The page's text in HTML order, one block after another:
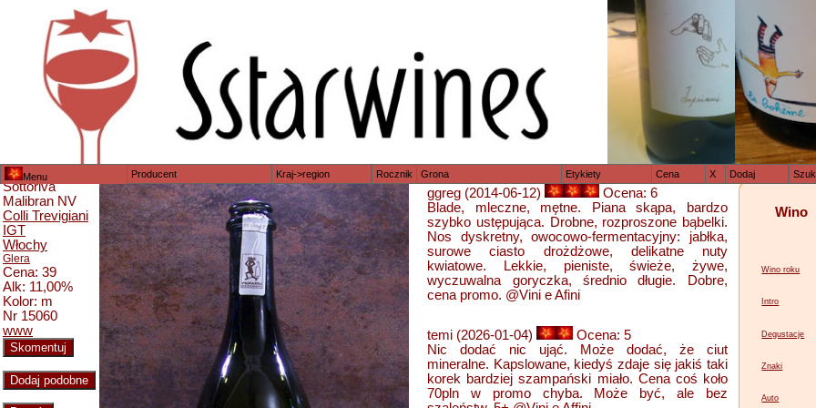
Menu Producent Kraj->region Rocznik Grona Etykiety Cena X Dodaj
Sottoriva
Malibran NV
Colli Trevigiani
IGT
Włochy
Glera
Cena: 39
Alk: 11,00%
Kolor: m
Nr 15060
www
ggreg (2014-06-12)
Ocena: 6
Blade, mleczne, mętne. Piana skąpa, bardzo
szybko ustępująca. Drobne, rozproszone bąbelki.
Nos dyskretny, owocowo-fermentacyjny: jabłka,
surowe ciasto drożdżowe, delikatne nuty
kwiatowe. Lekkie, pieniste, świeże, żywe,
wyczuwalna goryczka, średnio długie. Dobre,
cena promo. @Vini e Afini
temi (2026-01-04)
Ocena: 5
Nic dodać nic ująć. Może dodać, że ciut
mineralne. Kapslowane, kiedyś zdaje się jakiś taki
korek bardziej szampański miało. Cena coś koło
70pln w promo chyba. Może być, ale bez
Wino
Wino roku
Intro
Degustacje
Znaki
Auto